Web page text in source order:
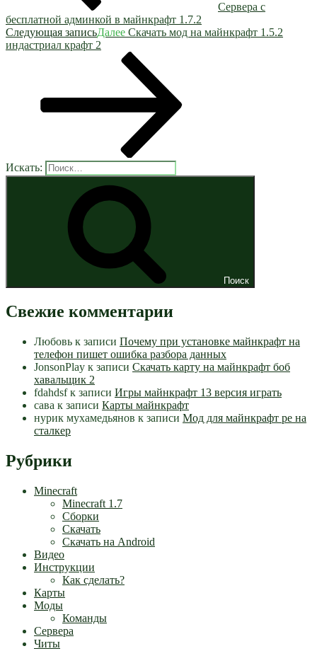
Сервера с
бесплатной админкой в майнкрафт 1.7.2
Следующая записьДалее Скачать мод на майнкрафт 1.5.2
индастриал крафт 2
Искать:
Поиск
Свежие комментарии
Любовь к записи Почему при установке майнкрафт на
телефон пишет ошибка разбора данных
JonsonPlay к записи Скачать карту на майнкрафт боб
хавальщик 2
fdahdsfк записи Игры майнкрафт 13 версия играть
сава к записи Карты майнкрафт
нурик мухамедьянов к записи Мод для майнкрафт pe на
сталкер
Рубрики
Minecraft
Minecraft 1.7
Сборки
Скачать
Скачать на Android
Видео
Инструкции
Как сделать?
Карты
Моды
Команды
Сервера
Читы